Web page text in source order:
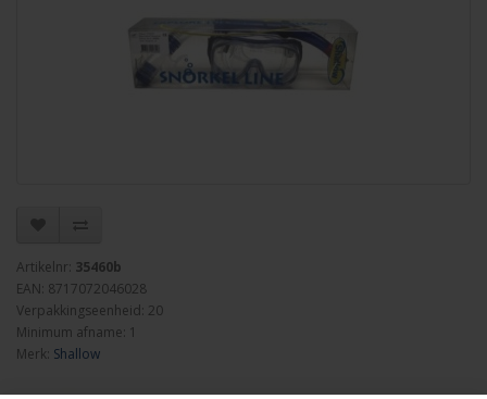
Artikelnr: 35460b
EAN: 8717072046028
Verpakkingseenheid: 20
Minimum afname: 1
Merk: Shallow